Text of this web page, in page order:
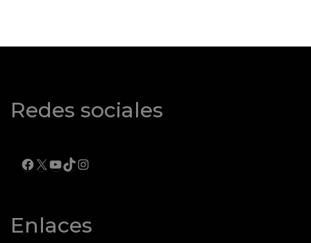
Redes sociales
FACEBOOK
X YOUTUBE
TIKTOK
INSTAGRAM
Enlaces